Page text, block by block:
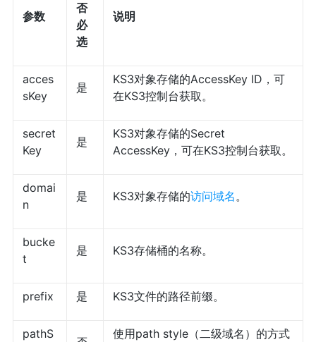
参数
否
必
选
说明
acces
sKey
是
KS3对象存储的AccessKey ID，可
在KS3控制台获取。
secret
Key
是
KS3对象存储的Secret
AccessKey，可在KS3控制台获取。
domai
n
是 KS3对象存储的访问域名。
bucke
t
是 KS3存储桶的名称。
prefix 是 KS3文件的路径前缀。
pathS
使用path style（二级域名）的方式